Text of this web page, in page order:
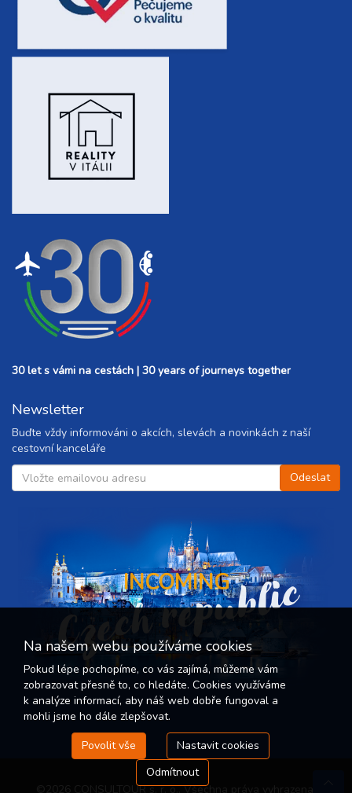
30 let s vámi na cestách | 30 years of journeys together
Newsletter
Buďte vždy informováni o akcích, slevách a novinkách z naší
cestovní kanceláře
INCOMING
Czech republic
©2026 CONSULTOUR s. r. o.. Všechna práva vyhrazena.
Na našem webu používáme cookies
Pokud lépe pochopíme, co vás zajímá, můžeme vám
zobrazovat přesně to, co hledáte. Cookies využíváme
k analýze informací, aby náš web dobře fungoval a
mohli jsme ho dále zlepšovat.
Povolit vše
Nastavit cookies
Odmítnout